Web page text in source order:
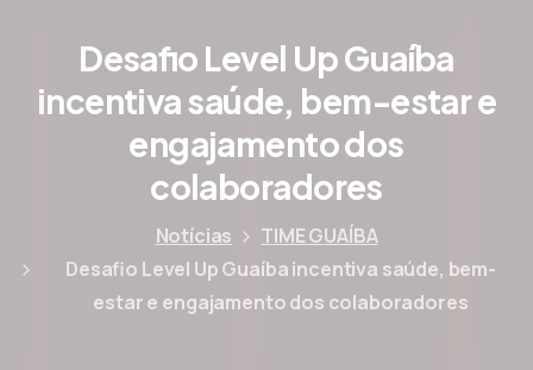
Desafio Level Up Guaíba
incentiva saúde, bem-estar e
engajamento dos
colaboradores
Notícias
TIME GUAÍBA
Desafio Level Up Guaíba incentiva saúde, bem-
estar e engajamento dos colaboradores